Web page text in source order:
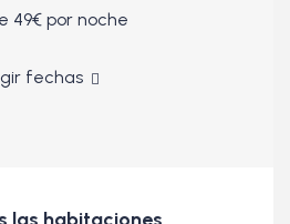
49€por noche
fechas